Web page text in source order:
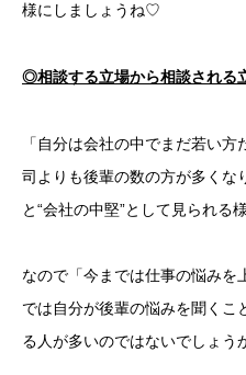
様にしましょうね♡
◎相談する立場から相談される
「自分は会社の中でまだ若い
司よりも後輩の数の方が多くな
と“会社の中堅”として見られる
なので「今までは仕事の悩みを
では自分が後輩の悩みを聞くこ
る人が多いのではないでしょう